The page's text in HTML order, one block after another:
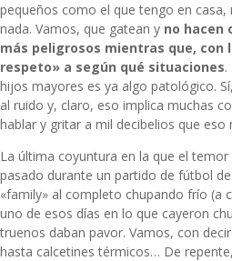
pequeños como el que tengo en
nada. Vamos, que gatean y no hacen
más peligrosos mientras que, con
respeto» a según qué situaciones.
hijos mayores es ya algo patológico.
al ruido y, claro, eso implica muchas
hablar y gritar a mil decibelios que
La última coyuntura en la que el
pasado durante un partido de fútbol
«family» al completo chupando frío (a
uno de esos días en lo que cayeron
truenos daban pavor. Vamos, con
hasta calcetines térmicos… De